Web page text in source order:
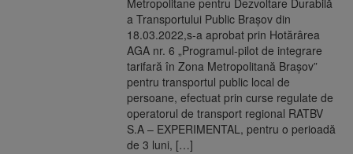
Metropolitane pentru Dezvoltare Durabilă
a Transportului Public Brașov din
18.03.2022,s‐a aprobat prin Hotărârea
AGA nr. 6 „Programul‐pilot de integrare
tarifară în Zona Metropolitană Brașov”
pentru transportul public local de
persoane, efectuat prin curse regulate de
operatorul de transport regional RATBV
S.A – EXPERIMENTAL, pentru o perioadă
de 3 luni, […]